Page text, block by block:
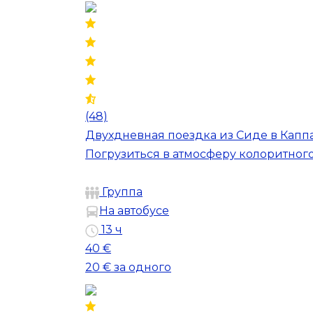
(48)
Двухдневная поездка из Сиде в
Погрузиться в атмосферу
Группа
На автобусе
13 ч
40 €
20 € за одного